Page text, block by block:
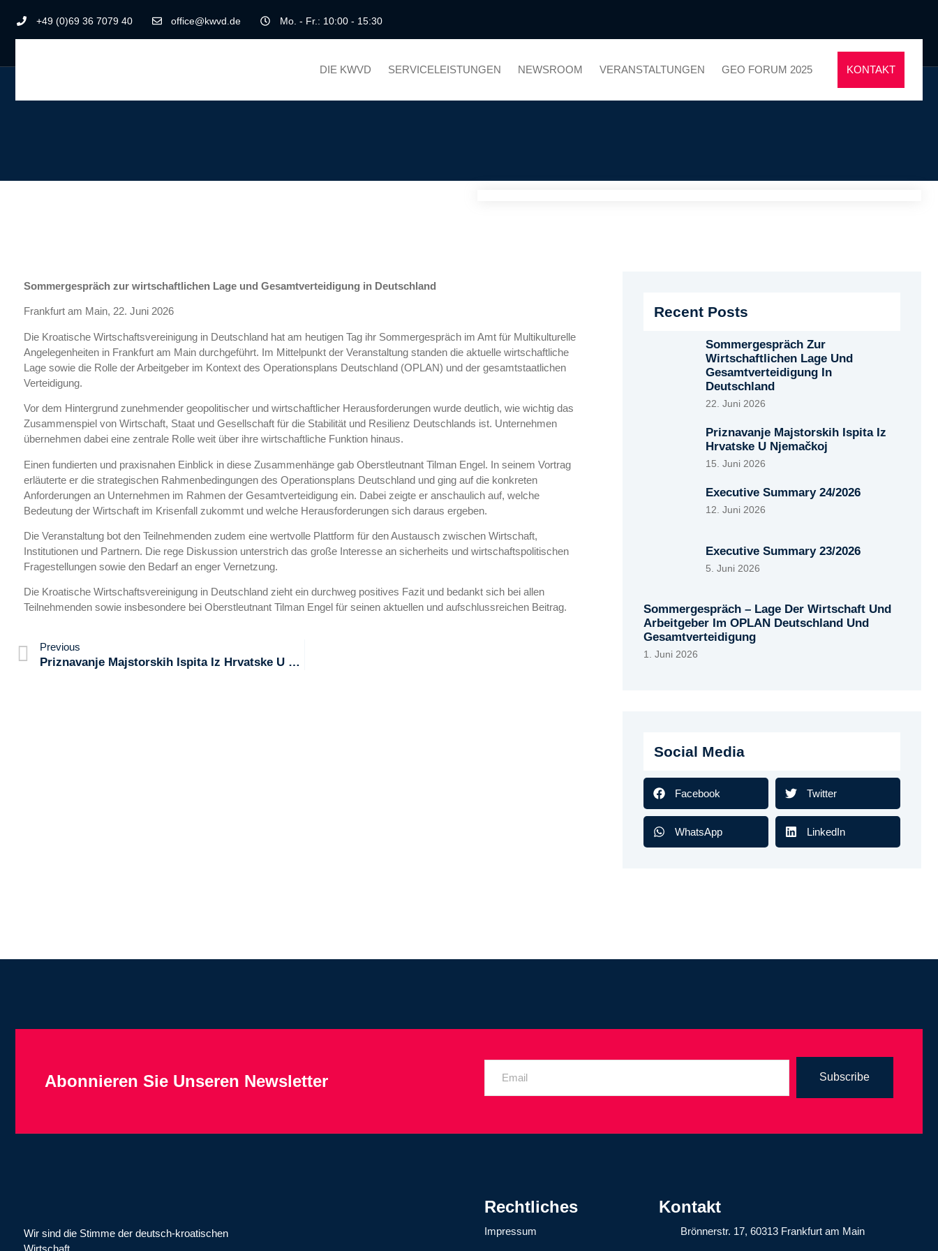
+49 (0)69 36 7079 40 office@kwvd.de Mo. - Fr.: 10:00 - 15:30
DIE KWVD SERVICELEISTUNGEN NEWSROOM VERANSTALTUNGEN GEO FORUM 2025 KONTAKT
Sommergespräch zur wirtschaftlichen Lage und Gesamtverteidigung in Deutschland
Frankfurt am Main, 22. Juni 2026
Die Kroatische Wirtschaftsvereinigung in Deutschland hat am heutigen Tag ihr Sommergespräch im Amt für Multikulturelle
Angelegenheiten in Frankfurt am Main durchgeführt. Im Mittelpunkt der Veranstaltung standen die aktuelle wirtschaftliche
Lage sowie die Rolle der Arbeitgeber im Kontext des Operationsplans Deutschland (OPLAN) und der gesamtstaatlichen
Verteidigung.
Vor dem Hintergrund zunehmender geopolitischer und wirtschaftlicher Herausforderungen wurde deutlich, wie wichtig das
Zusammenspiel von Wirtschaft, Staat und Gesellschaft für die Stabilität und Resilienz Deutschlands ist. Unternehmen
übernehmen dabei eine zentrale Rolle weit über ihre wirtschaftliche Funktion hinaus.
Einen fundierten und praxisnahen Einblick in diese Zusammenhänge gab Oberstleutnant Tilman Engel. In seinem Vortrag
erläuterte er die strategischen Rahmenbedingungen des Operationsplans Deutschland und ging auf die konkreten
Anforderungen an Unternehmen im Rahmen der Gesamtverteidigung ein. Dabei zeigte er anschaulich auf, welche
Bedeutung der Wirtschaft im Krisenfall zukommt und welche Herausforderungen sich daraus ergeben.
Die Veranstaltung bot den Teilnehmenden zudem eine wertvolle Plattform für den Austausch zwischen Wirtschaft,
Institutionen und Partnern. Die rege Diskussion unterstrich das große Interesse an sicherheits und wirtschaftspolitischen
Fragestellungen sowie den Bedarf an enger Vernetzung.
Die Kroatische Wirtschaftsvereinigung in Deutschland zieht ein durchweg positives Fazit und bedankt sich bei allen
Teilnehmenden sowie insbesondere bei Oberstleutnant Tilman Engel für seinen aktuellen und aufschlussreichen Beitrag.
Previous
Priznavanje Majstorskih Ispita Iz Hrvatske U Njemačkoj
Recent Posts
Sommergespräch Zur
Wirtschaftlichen Lage Und
Gesamtverteidigung In
Deutschland
22. Juni 2026
Priznavanje Majstorskih Ispita Iz
Hrvatske U Njemačkoj
15. Juni 2026
Executive Summary 24/2026
12. Juni 2026
Executive Summary 23/2026
5. Juni 2026
Sommergespräch – Lage Der Wirtschaft Und
Arbeitgeber Im OPLAN Deutschland Und
Gesamtverteidigung
1. Juni 2026
Social Media
Facebook Twitter
WhatsApp LinkedIn
Abonnieren Sie Unseren Newsletter Subscribe
Wir sind die Stimme der deutsch-kroatischen
Rechtliches
Impressum
Kontakt
Brönnerstr. 17, 60313 Frankfurt am Main